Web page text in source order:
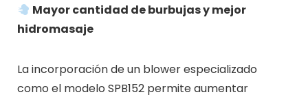
Mayor cantidad de burbujas y mejor
hidromasaje
La incorporación de un blower especializado
como el modelo SPB152 permite aumentar